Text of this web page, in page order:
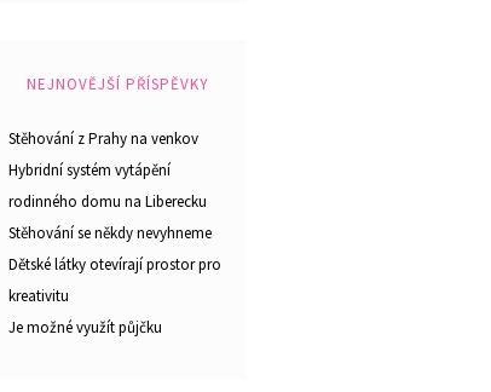
NEJNOVĚJŠÍ PŘÍSPĚVKY
Stěhování z Prahy na venkov
Hybridní systém vytápění
rodinného domu na Liberecku
Stěhování se někdy nevyhneme
Dětské látky otevírají prostor pro
kreativitu
Je možné využít půjčku